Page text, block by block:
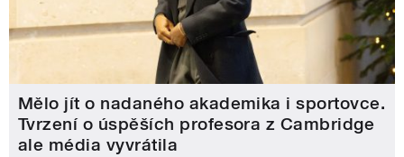
Mělo jít o nadaného akademika i sportovce.
Tvrzení o úspěších profesora z Cambridge
ale média vyvrátila